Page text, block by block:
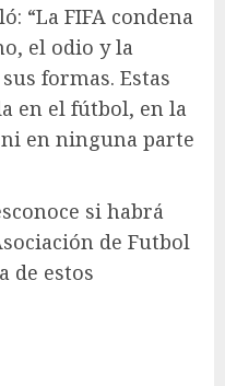
“La FIFA condena
el odio y la
formas. Estas
en el fútbol, en la
ni en ninguna parte
si habrá
de Futbol
de estos